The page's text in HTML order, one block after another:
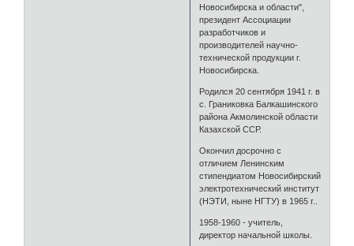
Новосибирска и области",
президент Ассоциации
разработчиков и
производителей научно-
технической продукции г.
Новосибирска.
Родился 20 сентября 1941 г. в
с. Граниковка Балкашинского
района Акмолинской области
Казахской ССР.
Окончил досрочно с
отличием Ленинским
стипендиатом Новосибирский
электротехнический институт
(НЭТИ, ныне НГТУ) в 1965 г..
1958-1960 - учитель,
директор начальной школы.